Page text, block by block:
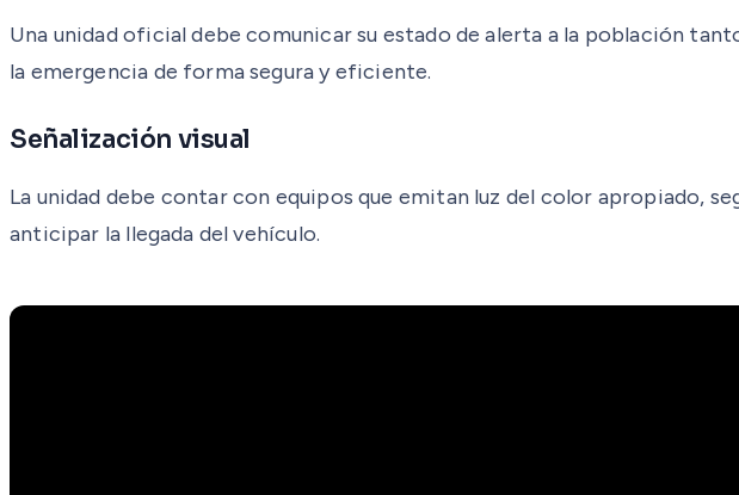
Una unidad oficial debe comunicar su estado de alerta a la población
la emergencia de forma segura y eficiente.
Señalización visual
La unidad debe contar con equipos que emitan luz del color apropiado,
anticipar la llegada del vehículo.